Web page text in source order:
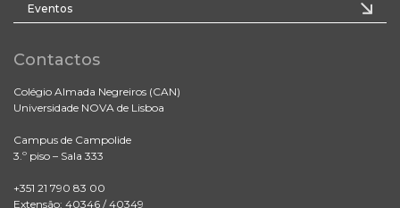
Eventos
Contactos
Colégio Almada Negreiros (CAN)
Universidade NOVA de Lisboa
Campus de Campolide
3.º piso – Sala 333
+351 21 790 83 00
Extensão: 40346 / 40349